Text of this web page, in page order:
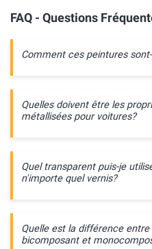
FAQ - Questions
Comment ces peintures
Quelles doivent être les
métallisées pour voitures?
Quel transparent puis-je
n'importe quel vernis?
Quelle est la différence
bicomposant et